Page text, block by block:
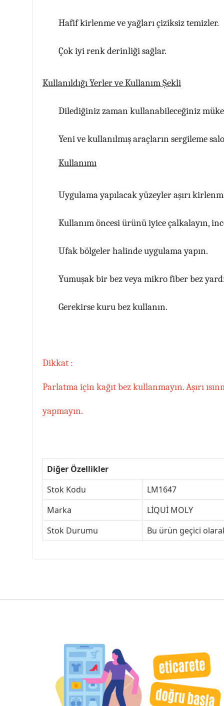
Hafif kirlenme ve yağları çiziksiz temizler.
Çok iyi renk derinliği sağlar.
Kullanıldığı Yerler ve Kullanım Şekli
Dilediğiniz zaman kullanabileceğiniz
Yeni ve kullanılmış araçların sergileme
Kullanımı
Uygulama yapılacak yüzeyler aşırı
Kullanım öncesi ürünü iyice çalkalayın,
Ufak bölgeler halinde uygulama yapın.
Yumuşak bir bez veya mikro fiber bez
Gerekirse kuru bez kullanın.
Dikkat :
Parlatma için kağıt bez kullanmayın. Aşırı
yapmayın.
Diğer Özellikler
Stok Kodu
LM1647
Marka
LİQUİ MOLY
Stok Durumu
Bu ürün geçici